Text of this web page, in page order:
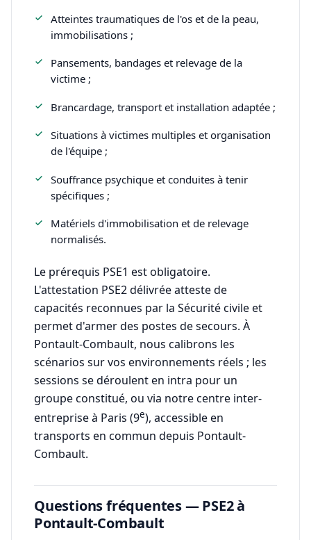
Atteintes traumatiques de l'os et de la peau,
immobilisations ;
Pansements, bandages et relevage de la
victime ;
Brancardage, transport et installation adaptée ;
Situations à victimes multiples et organisation
de l'équipe ;
Souffrance psychique et conduites à tenir
spécifiques ;
Matériels d'immobilisation et de relevage
normalisés.
Le prérequis PSE1 est obligatoire.
L'attestation PSE2 délivrée atteste de
capacités reconnues par la Sécurité civile et
permet d'armer des postes de secours. À
Pontault-Combault, nous calibrons les
scénarios sur vos environnements réels ; les
sessions se déroulent en intra pour un
groupe constitué, ou via notre centre inter-
entreprise à Paris (9e), accessible en
transports en commun depuis Pontault-
Combault.
Questions fréquentes — PSE2 à
Pontault-Combault